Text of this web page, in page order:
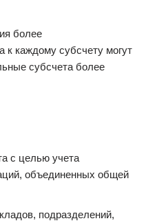
более
к каждому субсчету могут
субсчета более
с целью учета
объединенных общей
подразделений,